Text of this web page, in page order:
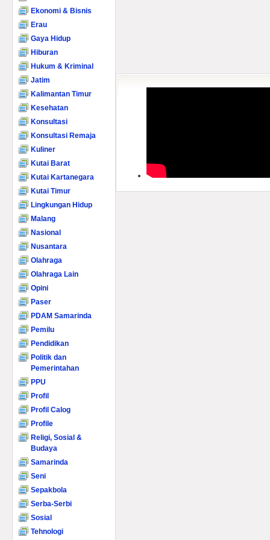
Ekonomi & Bisnis
Erau
Gaya Hidup
Hiburan
Hukum & Kriminal
Jatim
Kalimantan Timur
Kesehatan
Konsultasi
Konsultasi Remaja
Kuliner
Kutai Barat
Kutai Kartanegara
Kutai Timur
Lingkungan Hidup
Malang
Nasional
Nusantara
Olahraga
Olahraga Lain
Opini
Paser
PDAM Samarinda
Pemilu
Pendidikan
Politik dan
Pemerintahan
PPU
Profil
Profil Calog
Profile
Religi, Sosial &
Budaya
Samarinda
Seni
Sepakbola
Serba-Serbi
Sosial
Tehnologi